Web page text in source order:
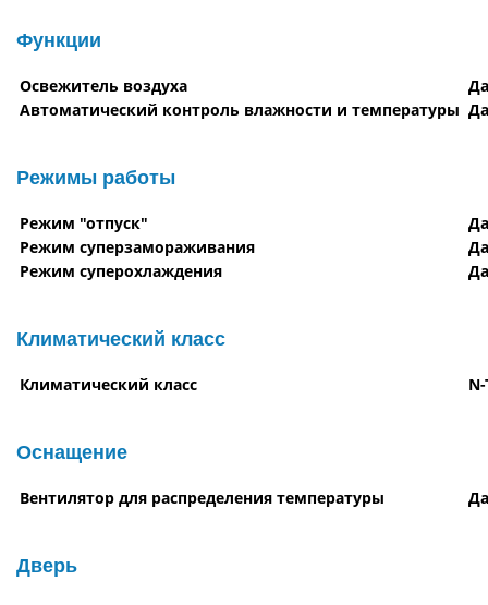
Функции
Освежитель воздуха
Да
Автоматический контроль влажности и температуры Да
Режимы работы
Режим "отпуск"
Да
Режим суперзамораживания
Да
Режим суперохлаждения
Да
Климатический класс
Климатический класс N-
Оснащение
Вентилятор для распределения температуры Да
Дверь